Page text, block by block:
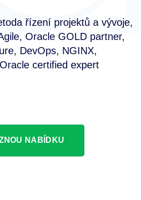
řízení projektů a vývoje,
Oracle GOLD partner,
DevOps, NGINX,
certified expert
NABÍDKU